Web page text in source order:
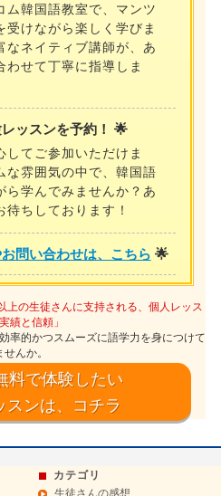
ム韓国語教室で、マンツ
受けながら楽しく学びま
なネイティブ講師が、あ
わせて丁寧に指導しま
ッスンを予約！ 🌟
してご参加いただけま
な雰囲気の中で、韓国語
ら学んでみませんか？あ
待ちしております！
問い合わせは、こちら 🌟
上の生徒さんに支持される、個人レッス
績と信頼」
率的かつスムーズに語学力を身につけて
せんか。
料で体験したい
スンは、コチラ
カテゴリ
生徒さんの感想